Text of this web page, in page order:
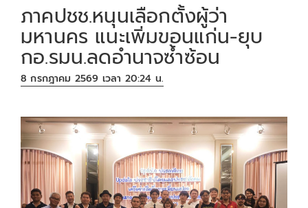
ภาคปชช.หนุนเลือกตั้งผู้ว่า
มหานคร แนะเพิ่มขอนแก่น-ยุบ
กอ.รมน.ลดอำนาจซ้ำซ้อน
8 กรกฎาคม 2569 เวลา 20:24 น.